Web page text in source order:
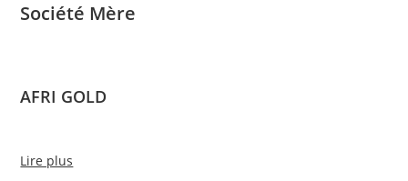
Société Mère
AFRI GOLD
Lire plus